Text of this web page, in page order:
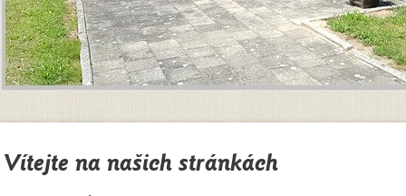
Vítejte na našich stránkách